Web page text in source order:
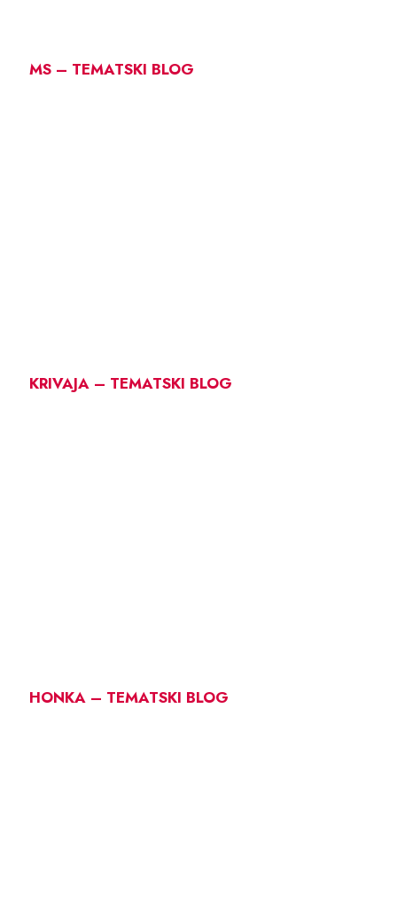
MS – TEMATSKI BLOG
KRIVAJA – TEMATSKI BLOG
HONKA – TEMATSKI BLOG